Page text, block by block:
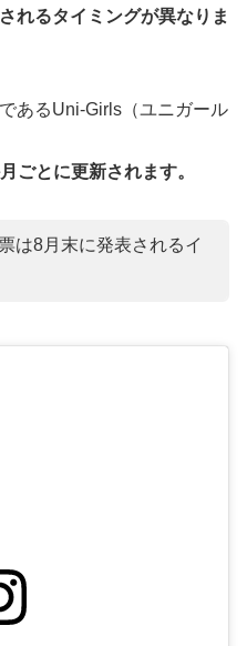
れるタイミングが異なりま
あるUni-Girls（ユニガール
ごとに更新されます。
は8月末に発表されるイ